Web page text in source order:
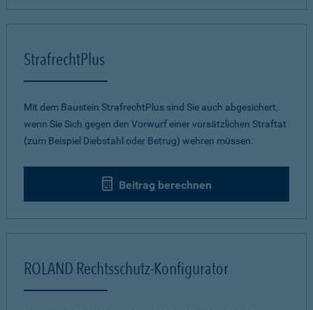
StrafrechtPlus
Mit dem Baustein StrafrechtPlus sind Sie auch abgesichert,
wenn Sie Sich gegen den Vorwurf einer vorsätzlichen Straftat
(zum Beispiel Diebstahl oder Betrug) wehren müssen.
Beitrag berechnen
ROLAND Rechtsschutz-Konfigurator